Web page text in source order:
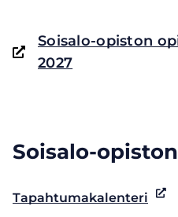
(opens
in
goes
a
Soisalo-opiston
2027
Soisalo-
Tapahtumakalenteri
Avautuu